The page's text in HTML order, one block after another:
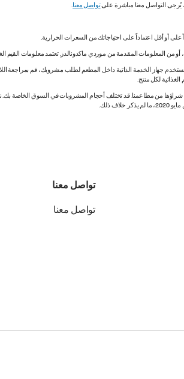
يُرجى التواصل معنا مباشرة علىتواصل معنا.
من المعلومات المقدمة من موردي ماكدونالدز. تعتمد معلومات القيم
جهاز الخدمة الذاتية داخل المطعم لطلب مشروبك، قم بمراجعة
الغذائية لكل منتج.
يتم شراؤها من مطاعمنا. قد تختلف أحجام المشروبات في السوق
ذلك.
تواصل معنا
تواصل معنا